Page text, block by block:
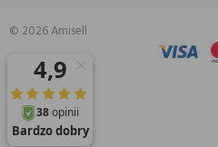
© 2026 Amisell